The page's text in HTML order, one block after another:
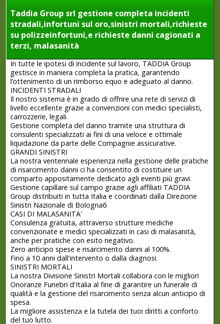
Taddia Group srl gestione completa incidenti
stradali,infortuni sul oro,sinistri mortali,richieste
su polizzeinfortuni,e richieste danni cagionati a
terzi, malasanità
In tutte le ipotesi di incidente sul lavoro, TADDIA Group
gestisce in maniera completa la pratica, garantendo
l’ottenimento di un rimborso equo e adeguato al danno.
INCIDENTI STRADALI
Il nostro sistema è in grado di offrire una rete di servizi di
livello eccellente grazie a convenzioni con medici specialisti,
carrozzerie, legali.
Gestione completa del danno tramite una struttura di
consulenti specializzati ai fini di una veloce e ottimale
liquidazione da parte delle Compagnie assicurative.
GRANDI SINISTRI
La nostra ventennale esperienza nella gestione delle pratiche
di risarcimento danni ci ha consentito di costituire un
comparto appositamente dedicato agli eventi più gravi.
Gestione capillare sul campo grazie agli affiliati TADDIA
Group distribuiti in tutta Italia e coordinati dalla Direzione
Sinistri Nazionale di Bologna6
CASI DI MALASANITA'
Consulenza gratuita, attraverso strutture mediche
convenzionate e medici specializzati in casi di malasanità,
anche per pratiche con esito negativo.
Zero anticipo spese e risarcimento danni al 100%.
Fino a 10 anni dall'intervento o dalla diagnosi.
SINISTRI MORTALI
La nostra Divisione Sinistri Mortali collabora con le migliori
Onoranze Funebri d'Italia al fine di garantire un funerale di
qualità e la gestione del risarcimento senza alcun anticipo di
spesa.
La migliore assistenza e la tutela dei tuoi diritti a conforto
del tuo lutto.